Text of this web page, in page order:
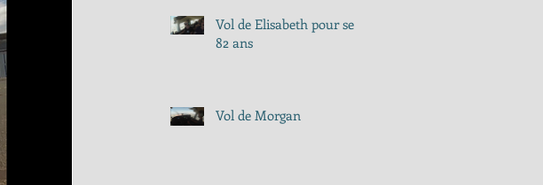
Vol de Elisabeth pour ses
82 ans
Vol de Morgan